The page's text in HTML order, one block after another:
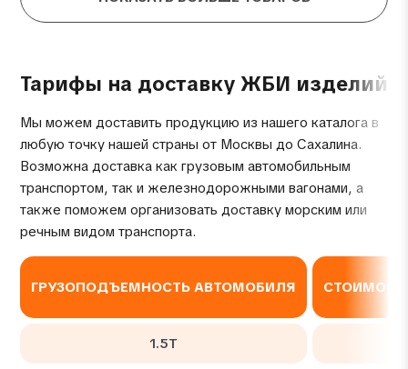
Тарифы на доставку ЖБИ изделий
Мы можем доставить продукцию из нашего каталога в
любую точку нашей страны от Москвы до Сахалина.
Возможна доставка как грузовым автомобильным
транспортом, так и железнодорожными вагонами, а
также поможем организовать доставку морским или
речным видом транспорта.
ГРУЗОПОДЪЕМНОСТЬ АВТОМОБИЛЯ
1.5Т